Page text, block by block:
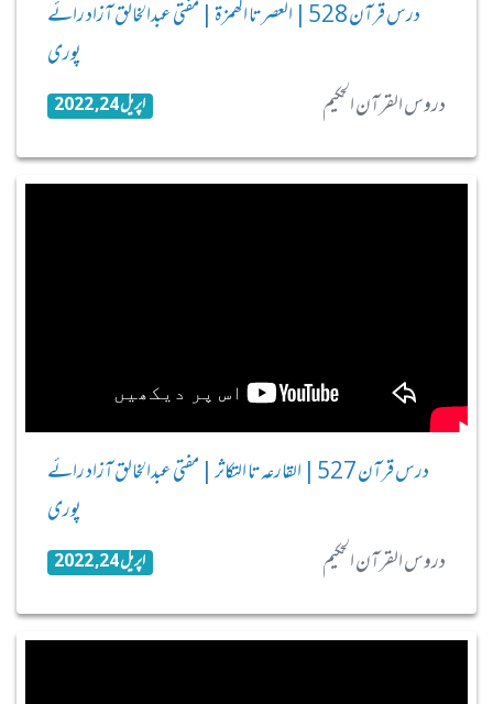
درس قرآن 528 | العصر تا الھمزة | مفتی عبدالخالق آزاد رائے
پوری
دروس القرآن الحکیم
اپریل 24, 2022
درس قرآن 527 | القارعہ تا التکاثر | مفتی عبدالخالق آزاد رائے
پوری
دروس القرآن الحکیم
اپریل 24, 2022